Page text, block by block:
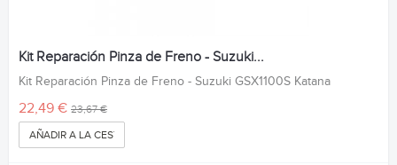
Kit Reparación Pinza de Freno - Suzuki...
Kit Reparación Pinza de Freno - Suzuki GSX1100S Katana
22,49 € 23,67 €
AÑADIR A LA CESTA